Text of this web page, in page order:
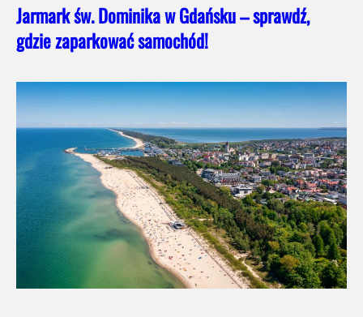
Jarmark św. Dominika w Gdańsku – sprawdź,
gdzie zaparkować samochód!